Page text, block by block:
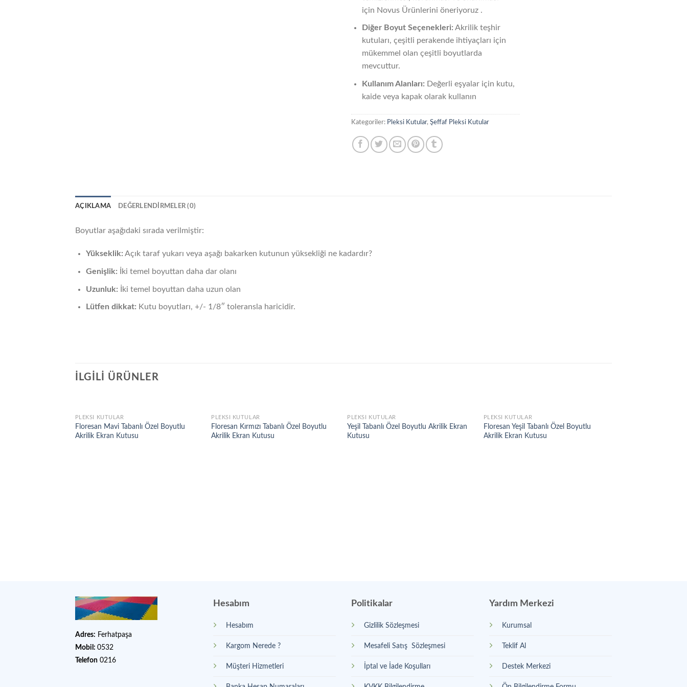
için Novus Ürünlerini öneriyoruz .
Diğer Boyut Seçenekleri: Akrilik teşhir
kutuları, çeşitli perakende ihtiyaçları için
mükemmel olan çeşitli boyutlarda
mevcuttur.
Kullanım Alanları: Değerli eşyalar için kutu,
kaide veya kapak olarak kullanın
Kategoriler: Pleksi Kutular, Şeffaf Pleksi Kutular
AÇIKLAMA DEĞERLENDIRMELER (0)
Boyutlar aşağıdaki sırada verilmiştir:
Yükseklik: Açık taraf yukarı veya aşağı bakarken kutunun yüksekliği ne kadardır?
Genişlik: İki temel boyuttan daha dar olanı
Uzunluk: İki temel boyuttan daha uzun olan
Lütfen dikkat: Kutu boyutları, +/- 1/8″ toleransla haricidir.
İLGILI ÜRÜNLER
PLEKSI KUTULAR
Floresan Mavi Tabanlı Özel Boyutlu
Akrilik Ekran Kutusu
PLEKSI KUTULAR
Floresan Kırmızı Tabanlı Özel Boyutlu
Akrilik Ekran Kutusu
PLEKSI KUTULAR
Yeşil Tabanlı Özel Boyutlu Akrilik Ekran
Kutusu
PLEKSI KUTULAR
Floresan Yeşil Tabanlı Özel Boyutlu
Akrilik Ekran Kutusu
Adres: Ferhatpaşa
Mobil: 0532
Telefon 0216
Hesabım
Hesabım
Kargom Nerede ?
Müşteri Hizmetleri
Politikalar
Gizlilik Sözleşmesi
Mesafeli Satış Sözleşmesi
İptal ve İade Koşulları
Yardım Merkezi
Kurumsal
Teklif Al
Destek Merkezi